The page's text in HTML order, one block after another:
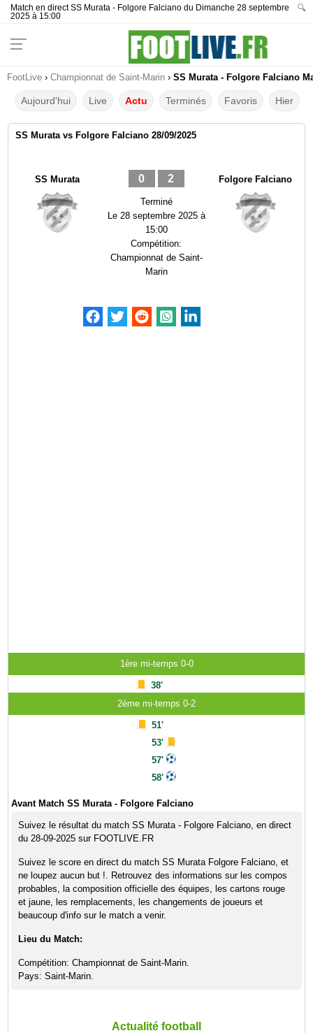
Match en direct SS Murata - Folgore Falciano du Dimanche 28 septembre
2025 à 15:00
🔍
FootLive › Championnat de Saint-Marin › SS Murata - Folgore Falciano
Aujourd'hui Live Actu Terminés Favoris Hier
SS Murata vs Folgore Falciano 28/09/2025
SS Murata 0 2
Terminé
Le 28 septembre 2025 à
15:00
Compétition:
Championnat de Saint-
Marin
Folgore Falciano
1ère mi-temps 0-0
38'
2ème mi-temps 0-2
51'
53'
57'
58'
Avant Match SS Murata - Folgore Falciano
Suivez le résultat du match SS Murata - Folgore Falciano, en direct
du 28-09-2025 sur FOOTLIVE.FR
Suivez le score en direct du match SS Murata Folgore Falciano, et
ne loupez aucun but !. Retrouvez des informations sur les compos
probables, la composition officielle des équipes, les cartons rouge
et jaune, les remplacements, les changements de joueurs et
beaucoup d'info sur le match a venir.
Lieu du Match:
Compétition: Championnat de Saint-Marin.
Pays: Saint-Marin.
Actualité football